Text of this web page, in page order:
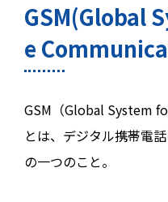
GSM(Global
e
GSM（Global System
とは、デジタル携帯電
の一つのこと。